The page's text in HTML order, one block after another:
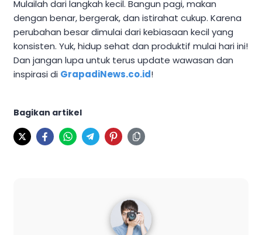
Mulailah dari langkah kecil. Bangun pagi, makan
dengan benar, bergerak, dan istirahat cukup. Karena
perubahan besar dimulai dari kebiasaan kecil yang
konsisten. Yuk, hidup sehat dan produktif mulai hari ini!
Dan jangan lupa untuk terus update wawasan dan
inspirasi di GrapadiNews.co.id!
Bagikan artikel